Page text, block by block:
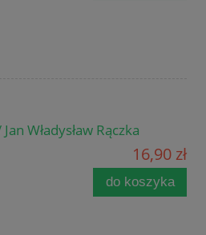
Władysław Rączka
16,90 zł
do koszyka